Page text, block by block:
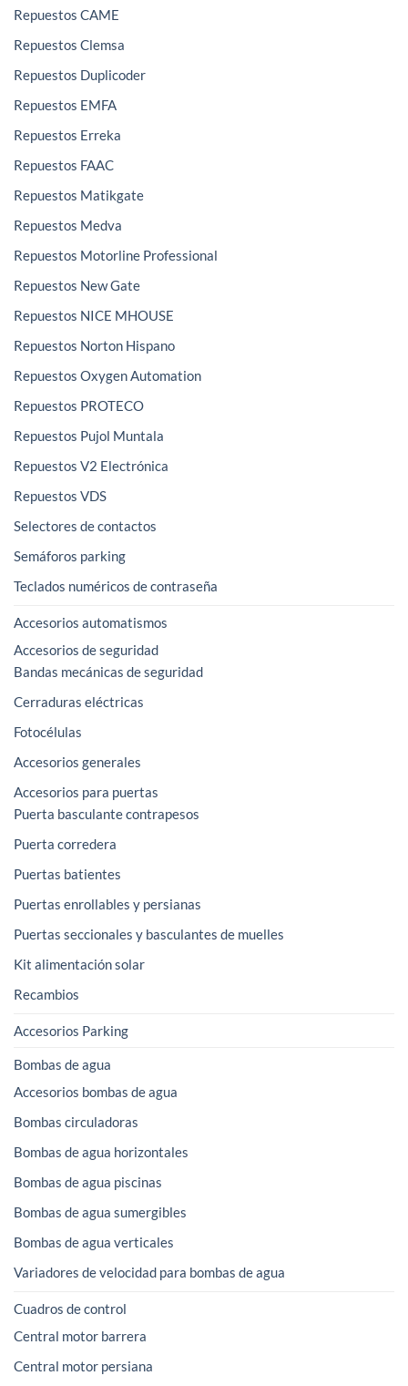
Repuestos CAME
Repuestos Clemsa
Repuestos Duplicoder
Repuestos EMFA
Repuestos Erreka
Repuestos FAAC
Repuestos Matikgate
Repuestos Medva
Repuestos Motorline Professional
Repuestos New Gate
Repuestos NICE MHOUSE
Repuestos Norton Hispano
Repuestos Oxygen Automation
Repuestos PROTECO
Repuestos Pujol Muntala
Repuestos V2 Electrónica
Repuestos VDS
Selectores de contactos
Semáforos parking
Teclados numéricos de contraseña
Accesorios automatismos
Accesorios de seguridad
Bandas mecánicas de seguridad
Cerraduras eléctricas
Fotocélulas
Accesorios generales
Accesorios para puertas
Puerta basculante contrapesos
Puerta corredera
Puertas batientes
Puertas enrollables y persianas
Puertas seccionales y basculantes de muelles
Kit alimentación solar
Recambios
Accesorios Parking
Bombas de agua
Accesorios bombas de agua
Bombas circuladoras
Bombas de agua horizontales
Bombas de agua piscinas
Bombas de agua sumergibles
Bombas de agua verticales
Variadores de velocidad para bombas de agua
Cuadros de control
Central motor barrera
Central motor persiana